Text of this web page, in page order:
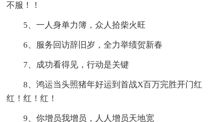
不服！！
5、一人身单力簿，众人拾柴火旺
6、服务回访辞旧岁，全力举绩贺新春
7、成功看得见，行动是关键
8、鸿运当头照猪年好运到首战X百万完胜开门红
红！红！红！
9、你增员我增员，人人增员天地宽